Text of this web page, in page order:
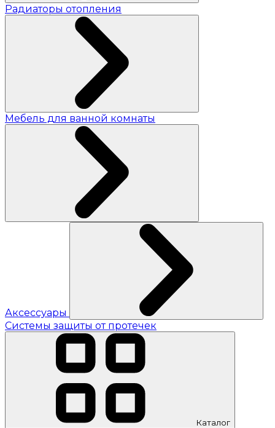
Радиаторы отопления
Мебель для ванной комнаты
Аксессуары
Системы защиты от протечек
Каталог